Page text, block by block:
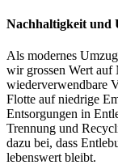
Nachhaltigkeit und
Als modernes
wir grossen Wert auf
wiederverwendbare
Flotte auf niedrige
Entsorgungen in
Trennung und
dazu bei, dass
lebenswert bleibt.